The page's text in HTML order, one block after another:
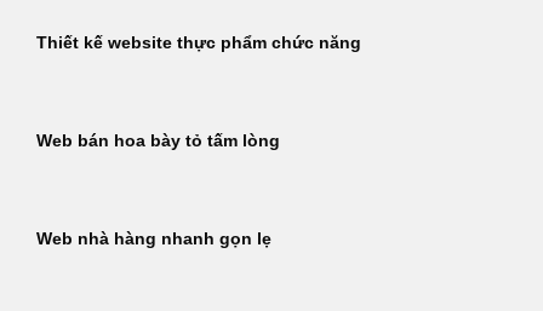
Thiết kế website thực phẩm chức năng
Web bán hoa bày tỏ tấm lòng
Web nhà hàng nhanh gọn lẹ